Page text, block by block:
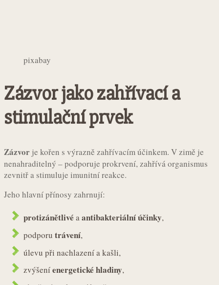
pixabay
Zázvor jako zahřívací a
stimulační prvek
Zázvor je kořen s výrazně zahřívacím účinkem. V zimě je
nenahraditelný – podporuje prokrvení, zahřívá organismus
zevnitř a stimuluje imunitní reakce.
Jeho hlavní přínosy zahrnují:
protizánětlivé aantibakteriální účinky,
podporu trávení,
úlevu při nachlazení a kašli,
zvýšeníenergetické hladiny,